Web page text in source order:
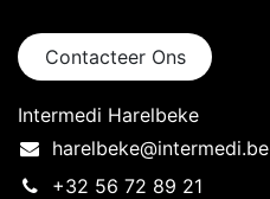
Contacteer Ons
Intermedi Harelbeke
harelbeke@intermedi.be
+32 56 72 89 21